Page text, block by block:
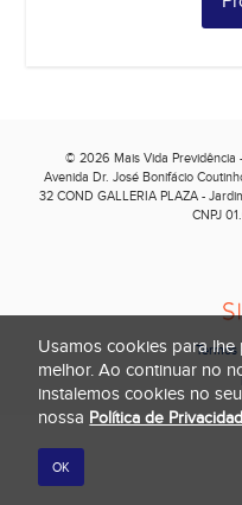
Usamos cookies para
melhor. Ao continuar no
instalemos cookies no
nossa Política de
OK
© 2026 Mais Vida Previdência
Avenida Dr. José Bonifácio
32 COND GALLERIA PLAZA -
CNPJ
Termos